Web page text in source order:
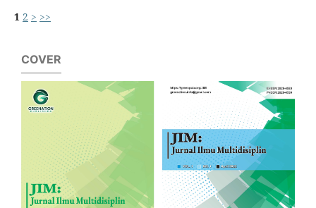
1 2 > >>
COVER